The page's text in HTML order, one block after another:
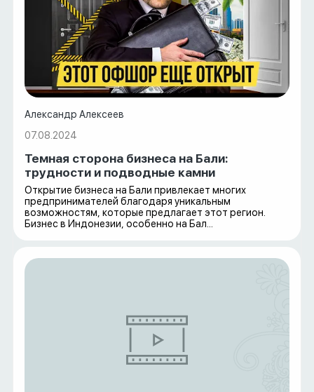
Александр Алексеев
07.08.2024
Темная сторона бизнеса на Бали:
трудности и подводные камни
Открытие бизнеса на Бали привлекает многих
предпринимателей благодаря уникальным
возможностям, которые предлагает этот регион.
Бизнес в Индонезии, особенно на Бал...